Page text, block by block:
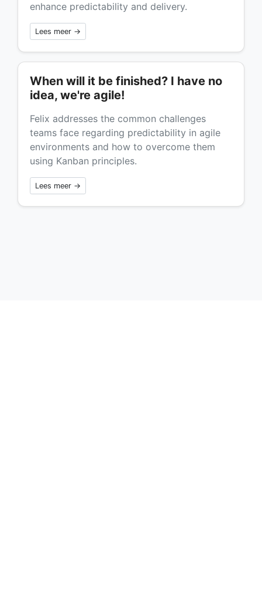
enhance predictability and delivery.
Lees meer →
When will it be finished? I have no
idea, we're agile!
Felix addresses the common challenges
teams face regarding predictability in agile
environments and how to overcome them
using Kanban principles.
Lees meer →